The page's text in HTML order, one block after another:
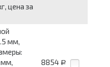
цена за
мм,
мм,
8854 Р